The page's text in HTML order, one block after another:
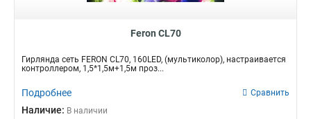
Feron CL70
Гирлянда сеть FERON CL70, 160LED, (мультиколор), настраивается
контроллером, 1,5*1,5м+1,5м проз...
Подробнее Сравнить
Наличие: В наличии